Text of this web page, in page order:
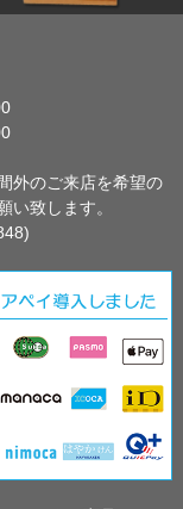
外のご来店を希望の
い致します。